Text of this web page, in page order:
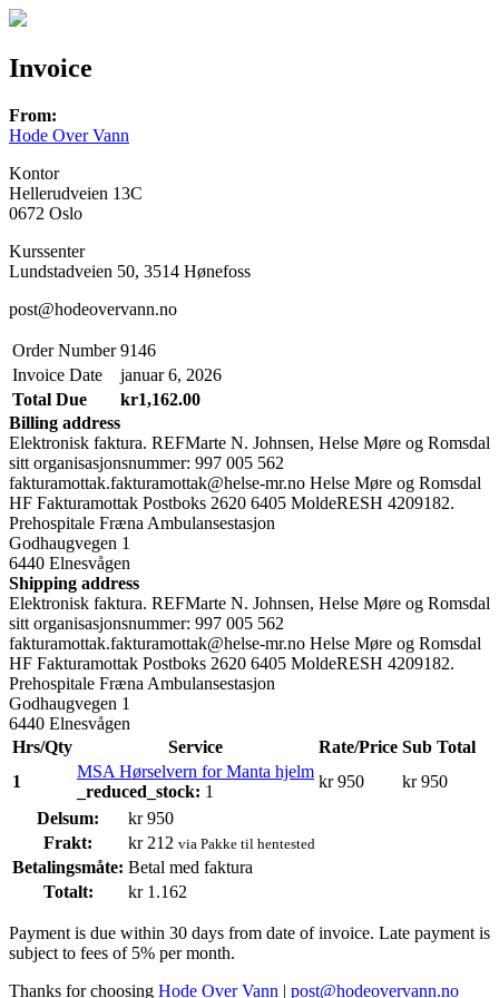
Invoice
From:
Hode Over Vann
Kontor
Hellerudveien 13C
0672 Oslo
Kurssenter
Lundstadveien 50, 3514 Hønefoss
post@hodeovervann.no
Order Number 9146
Invoice Date
januar 6, 2026
Total Due
kr1,162.00
Billing address
Elektronisk faktura. REFMarte N. Johnsen, Helse Møre og Romsdal
sitt organisasjonsnummer: 997 005 562
fakturamottak.fakturamottak@helse-mr.no Helse Møre og Romsdal
HF Fakturamottak Postboks 2620 6405 MoldeRESH 4209182.
Prehospitale Fræna Ambulansestasjon
Godhaugvegen 1
6440 Elnesvågen
Shipping address
Elektronisk faktura. REFMarte N. Johnsen, Helse Møre og Romsdal
sitt organisasjonsnummer: 997 005 562
fakturamottak.fakturamottak@helse-mr.no Helse Møre og Romsdal
HF Fakturamottak Postboks 2620 6405 MoldeRESH 4209182.
Prehospitale Fræna Ambulansestasjon
Godhaugvegen 1
6440 Elnesvågen
Hrs/Qty
Service Rate/Price Sub Total
1
MSA Hørselvern for Manta hjelm
_reduced_stock: 1
kr950 kr950
Delsum:
kr950
Frakt:
kr212 via Pakke til hentested
Betalingsmåte: Betal med faktura
Totalt:
kr1.162
Payment is due within 30 days from date of invoice. Late payment is
subject to fees of 5% per month.
Thanks for choosing Hode Over Vann | post@hodeovervann.no